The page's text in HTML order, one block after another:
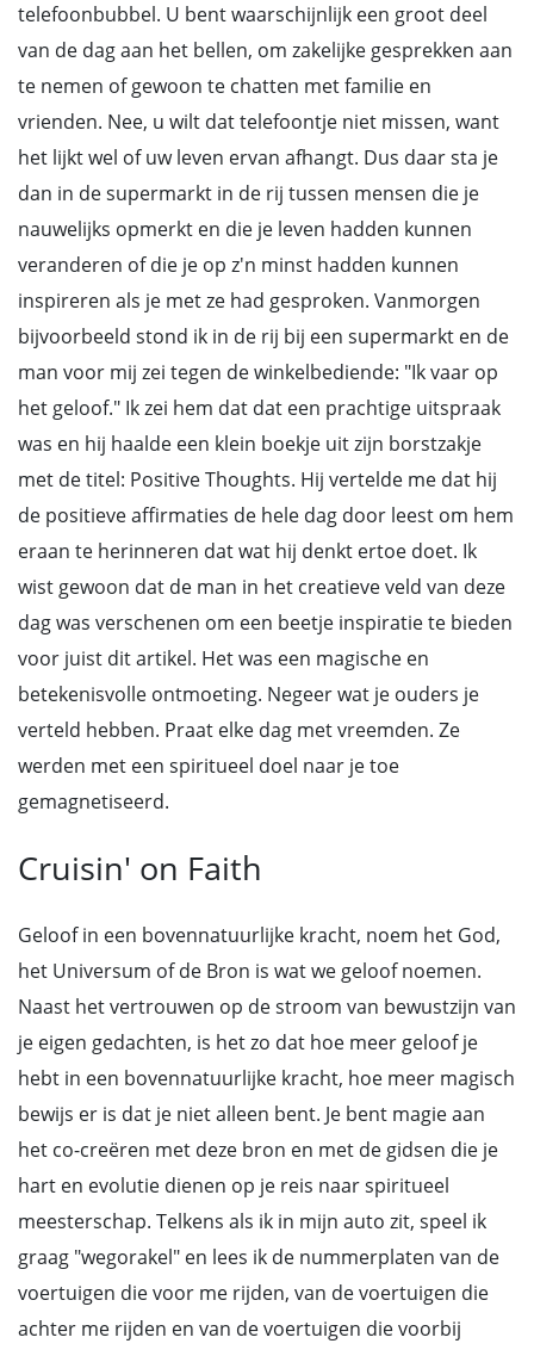
telefoonbubbel. U bent waarschijnlijk een groot deel
van de dag aan het bellen, om zakelijke gesprekken aan
te nemen of gewoon te chatten met familie en
vrienden. Nee, u wilt dat telefoontje niet missen, want
het lijkt wel of uw leven ervan afhangt. Dus daar sta je
dan in de supermarkt in de rij tussen mensen die je
nauwelijks opmerkt en die je leven hadden kunnen
veranderen of die je op z'n minst hadden kunnen
inspireren als je met ze had gesproken. Vanmorgen
bijvoorbeeld stond ik in de rij bij een supermarkt en de
man voor mij zei tegen de winkelbediende: "Ik vaar op
het geloof." Ik zei hem dat dat een prachtige uitspraak
was en hij haalde een klein boekje uit zijn borstzakje
met de titel: Positive Thoughts. Hij vertelde me dat hij
de positieve affirmaties de hele dag door leest om hem
eraan te herinneren dat wat hij denkt ertoe doet. Ik
wist gewoon dat de man in het creatieve veld van deze
dag was verschenen om een beetje inspiratie te bieden
voor juist dit artikel. Het was een magische en
betekenisvolle ontmoeting. Negeer wat je ouders je
verteld hebben. Praat elke dag met vreemden. Ze
werden met een spiritueel doel naar je toe
gemagnetiseerd.
Cruisin' on Faith
Geloof in een bovennatuurlijke kracht, noem het God,
het Universum of de Bron is wat we geloof noemen.
Naast het vertrouwen op de stroom van bewustzijn van
je eigen gedachten, is het zo dat hoe meer geloof je
hebt in een bovennatuurlijke kracht, hoe meer magisch
bewijs er is dat je niet alleen bent. Je bent magie aan
het co-creëren met deze bron en met de gidsen die je
hart en evolutie dienen op je reis naar spiritueel
meesterschap. Telkens als ik in mijn auto zit, speel ik
graag "wegorakel" en lees ik de nummerplaten van de
voertuigen die voor me rijden, van de voertuigen die
achter me rijden en van de voertuigen die voorbij